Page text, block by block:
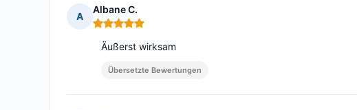
A
Albane C.
Hinweis: 5 von 5
Äußerst wirksam
Übersetzte Bewertungen